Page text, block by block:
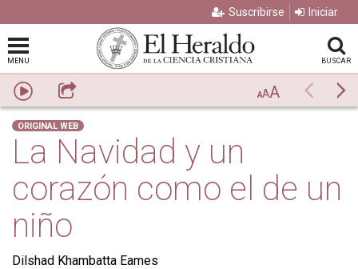
Suscribirse Iniciar
MENU BUSCAR
EscucharCompartir AAA Previo
ORIGINAL WEB
La Navidad y un
corazón como el de un
niño
Dilshad Khambatta Eames